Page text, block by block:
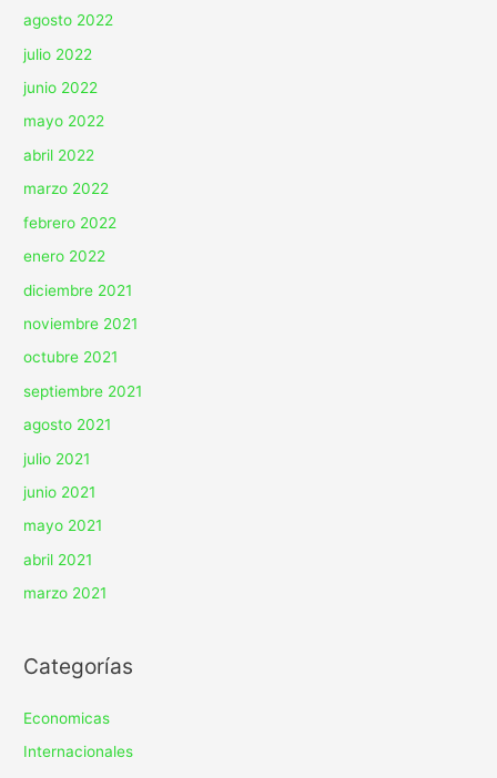
agosto 2022
julio 2022
junio 2022
mayo 2022
abril 2022
marzo 2022
febrero 2022
enero 2022
diciembre 2021
noviembre 2021
octubre 2021
septiembre 2021
agosto 2021
julio 2021
junio 2021
mayo 2021
abril 2021
marzo 2021
Categorías
Economicas
Internacionales